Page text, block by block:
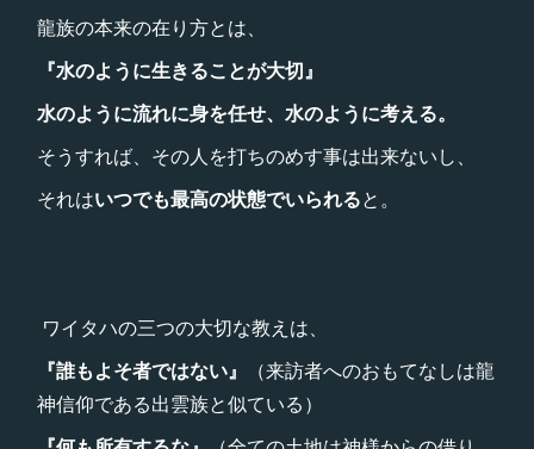
龍族の本来の在り方とは、
『水のように生きることが大切』
水のように流れに身を任せ、水のように考える。
そうすれば、その人を打ちのめす事は出来ないし、
それはいつでも最高の状態でいられると。
ワイタハの三つの大切な教えは、
『誰もよそ者ではない』
（来訪者へのおもてなしは龍
神信仰である出雲族と似ている）